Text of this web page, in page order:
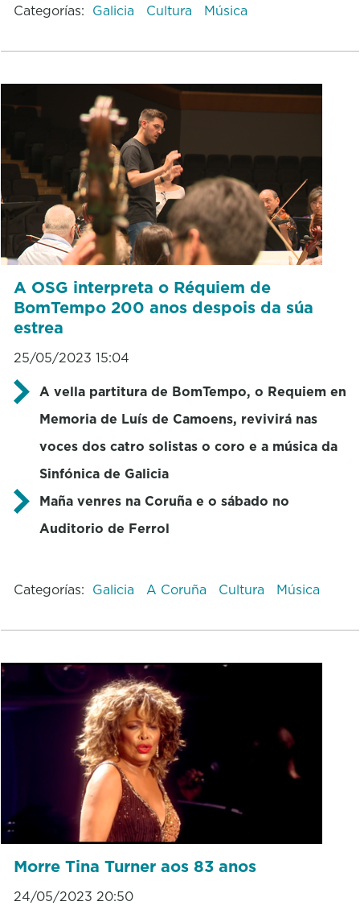
Categorías: Galicia Cultura Música
A OSG interpreta o Réquiem de
BomTempo 200 anos despois da súa
estrea
25/05/2023 15:04
A vella partitura de BomTempo, o Requiem en
Memoria de Luís de Camoens, revivirá nas
voces dos catro solistas o coro e a música da
Sinfónica de Galicia
Maña venres na Coruña e o sábado no
Auditorio de Ferrol
Categorías: Galicia A Coruña Cultura Música
Morre Tina Turner aos 83 anos
24/05/2023 20:50